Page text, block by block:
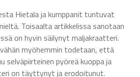
Hietala ja kumppanit tuntuvat
Toisaalta artikkelissa sanotaan
on hyvin säilynyt maljakraatteri.
myöhemmin todetaan, että
selväpiirteinen pyöreä kuoppa ja
on täyttynyt ja erodoitunut.